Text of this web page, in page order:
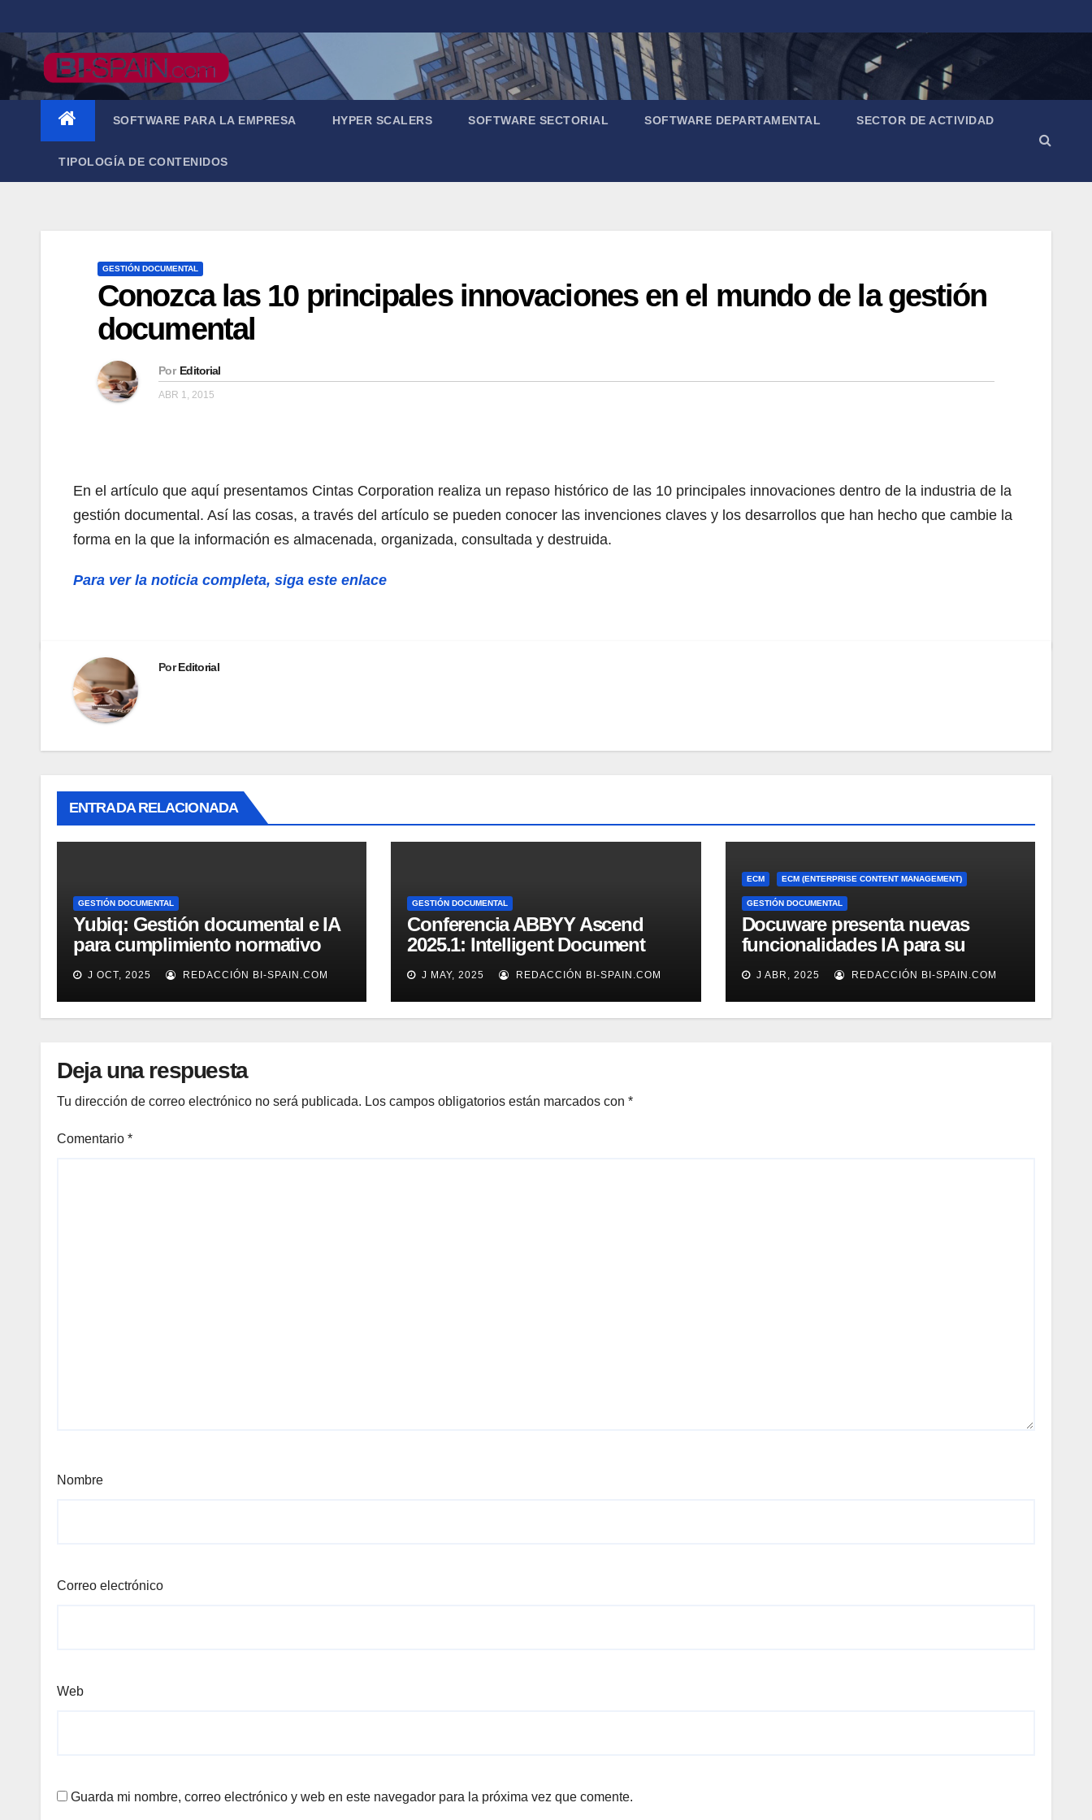
al
contenido
SOFTWARE PARA LA EMPRESA HYPER SCALERS SOFTWARE SECTORIAL SOFTWARE DEPARTAMENTAL SECTOR DE ACTIVIDAD
TIPOLOGÍA DE CONTENIDOS
GESTIÓN DOCUMENTAL
Conozca las 10 principales innovaciones en el mundo de la gestión
documental
Por Editorial
ABR 1, 2015
En el artículo que aquí presentamos Cintas Corporation realiza un repaso histórico de las 10 principales innovaciones dentro de la industria de la
gestión documental. Así las cosas, a través del artículo se pueden conocer las invenciones claves y los desarrollos que han hecho que cambie la
forma en la que la información es almacenada, organizada, consultada y destruida.
Para ver la noticia completa, siga este enlace
PorEditorial
ENTRADA RELACIONADA
GESTIÓN DOCUMENTAL
Yubiq: Gestión documental e IA
para cumplimiento normativo
(Demo)
J OCT, 2025 REDACCIÓN BI-SPAIN.COM
GESTIÓN DOCUMENTAL
Conferencia ABBYY Ascend
2025.1: Intelligent Document
Processing a tope
J MAY, 2025 REDACCIÓN BI-SPAIN.COM
ECM ECM (ENTERPRISE CONTENT MANAGEMENT)
GESTIÓN DOCUMENTAL
Docuware presenta nuevas
funcionalidades IA para su
gestión documental
J ABR, 2025 REDACCIÓN BI-SPAIN.COM
Deja una respuesta
Tu dirección de correo electrónico no será publicada. Los campos obligatorios están marcados con *
Comentario *
Nombre
Correo electrónico
Web
Guarda mi nombre, correo electrónico y web en este navegador para la próxima vez que comente.